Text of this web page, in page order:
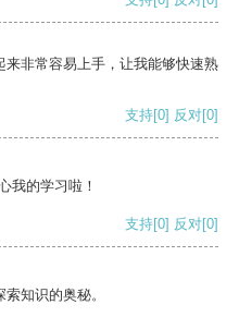
非常容易上手，让我能够快速熟
支持[0] 反对[0]
我的学习啦！
支持[0] 反对[0]
知识的奥秘。